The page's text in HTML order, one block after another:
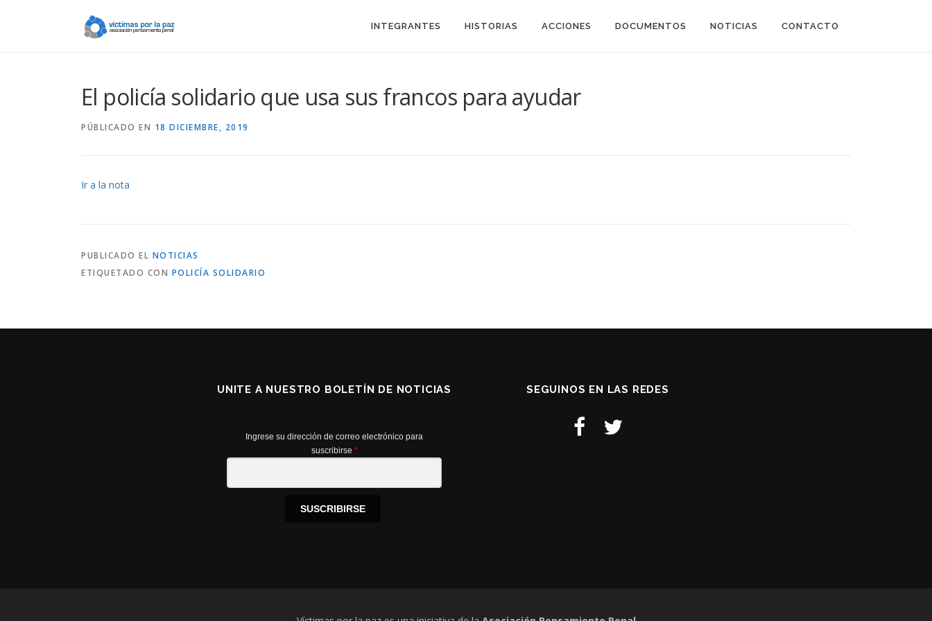
INTEGRANTES HISTORIAS ACCIONES DOCUMENTOS NOTICIAS CONTACTO
El policía solidario que usa sus francos para ayudar
PÚBLICADO EN 18 DICIEMBRE, 2019
Ir a la nota
PUBLICADO EL NOTICIAS
ETIQUETADO CON POLICÍA SOLIDARIO
UNITE A NUESTRO BOLETÍN DE NOTICIAS
Ingrese su dirección de correo electrónico para
suscribirse *
SUSCRIBIRSE
SEGUINOS EN LAS REDES